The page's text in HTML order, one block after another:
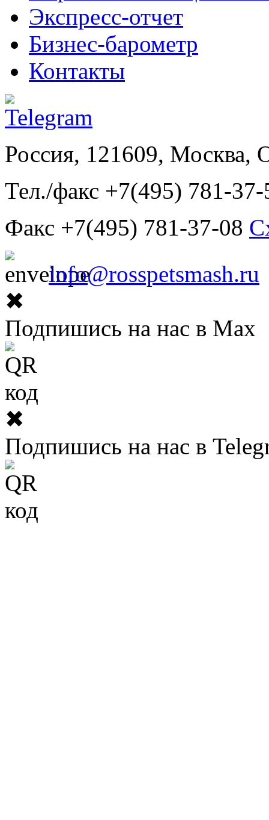
Экспресс-отчет
Бизнес-барометр
Контакты
Россия, 121609, Москва,
Тел./факс +7(495) 781-37-
Факс +7(495) 781-37-08
info@rosspetsmash.ru
✖
Подпишись на нас в Max
✖
Подпишись на нас в